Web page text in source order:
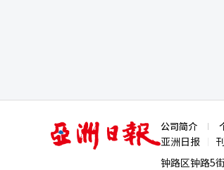
发剧本、
道。聚焦
国电影产
策扶持和
亚
洲
日
公司简介
亚洲日报
钟路区钟路5